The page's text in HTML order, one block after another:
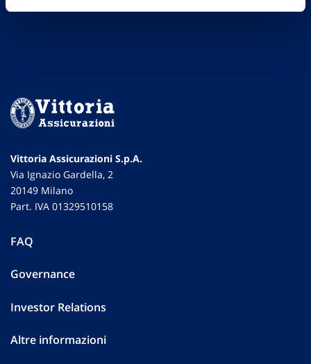
Vittoria Assicurazioni S.p.A.
Via Ignazio Gardella, 2
20149 Milano
Part. IVA 01329510158
FAQ
Governance
Investor Relations
Altre informazioni